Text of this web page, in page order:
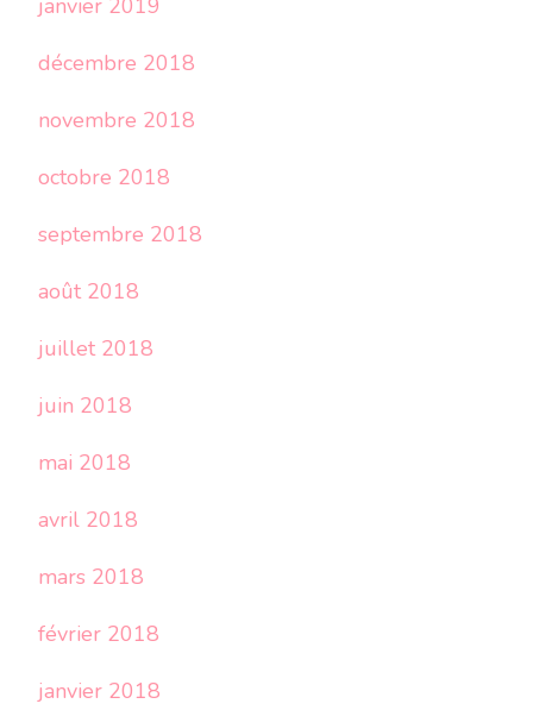
janvier 2019
décembre 2018
novembre 2018
octobre 2018
septembre 2018
août 2018
juillet 2018
juin 2018
mai 2018
avril 2018
mars 2018
février 2018
janvier 2018